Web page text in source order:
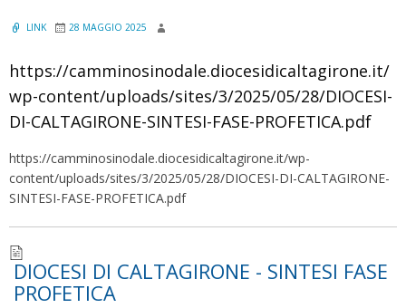
calatina
LINK 28 MAGGIO 2025
https://camminosinodale.diocesidicaltagirone.it/
wp-content/uploads/sites/3/2025/05/28/DIOCESI-
DI-CALTAGIRONE-SINTESI-FASE-PROFETICA.pdf
https://camminosinodale.diocesidicaltagirone.it/wp-
content/uploads/sites/3/2025/05/28/DIOCESI-DI-CALTAGIRONE-
SINTESI-FASE-PROFETICA.pdf
DIOCESI DI CALTAGIRONE - SINTESI FASE
PROFETICA